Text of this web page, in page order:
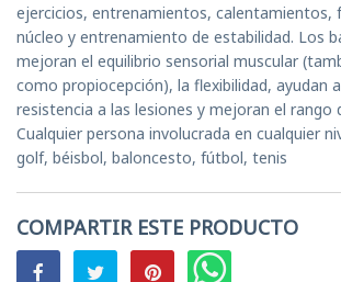
ejercicios, entrenamientos, calentamientos,
núcleo y entrenamiento de estabilidad. Los
mejoran el equilibrio sensorial muscular
como propiocepción), la flexibilidad, ayudan
resistencia a las lesiones y mejoran el rango
Cualquier persona involucrada en cualquier
golf, béisbol, baloncesto, fútbol, ​​tenis
COMPARTIR ESTE PRODUCTO